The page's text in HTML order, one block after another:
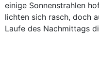
einige Sonnenstrahlen
lichten sich rasch, doch
Laufe des Nachmittags